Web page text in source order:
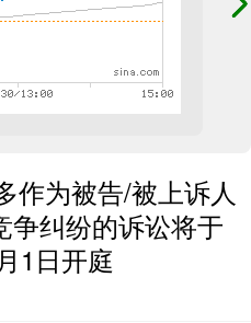
作为被告/被上诉人
争纠纷的诉讼将于
1日开庭